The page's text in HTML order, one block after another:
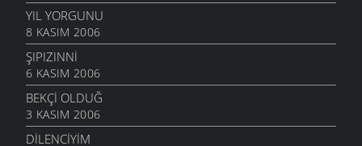
YIL YORGUNU
8 KASIM 2006
ŞIPIZINNI
6 KASIM 2006
BEKÇI OLDUĞ
3 KASIM 2006
DİLENCİYİM